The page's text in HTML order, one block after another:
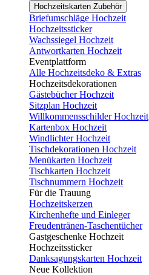
Hochzeitskarten Zubehör
Briefumschläge Hochzeit
Hochzeitssticker
Wachssiegel Hochzeit
Antwortkarten Hochzeit
Eventplattform
Alle Hochzeitsdeko & Extras
Hochzeitsdekorationen
Gästebücher Hochzeit
Sitzplan Hochzeit
Willkommensschilder Hochzeit
Kartenbox Hochzeit
Windlichter Hochzeit
Tischdekorationen Hochzeit
Menükarten Hochzeit
Tischkarten Hochzeit
Tischnummern Hochzeit
Für die Trauung
Hochzeitskerzen
Kirchenhefte und Einleger
Freudentränen-Taschentücher
Gastgeschenke Hochzeit
Hochzeitssticker
Danksagungskarten Hochzeit
Neue Kollektion